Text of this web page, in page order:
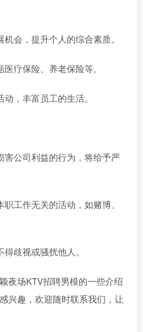
会，提升个人的综合素质。
疗保险、养老保险等。
，丰富员工的生活。
害公司利益的行为，将给予严
工作无关的活动，如赌博、
歧视或骚扰他人。
夜场KTV招聘男模的一些介绍
兴趣，欢迎随时联系我们，让